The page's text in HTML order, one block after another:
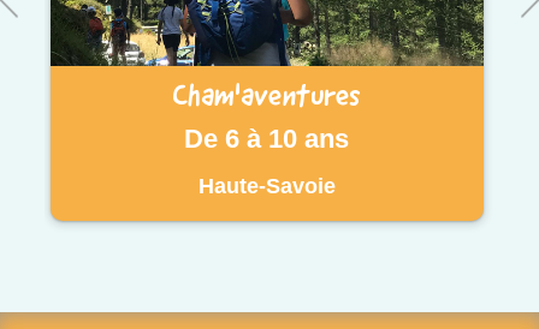
Cham'aventures
De 6 à 10 ans
Haute-Savoie